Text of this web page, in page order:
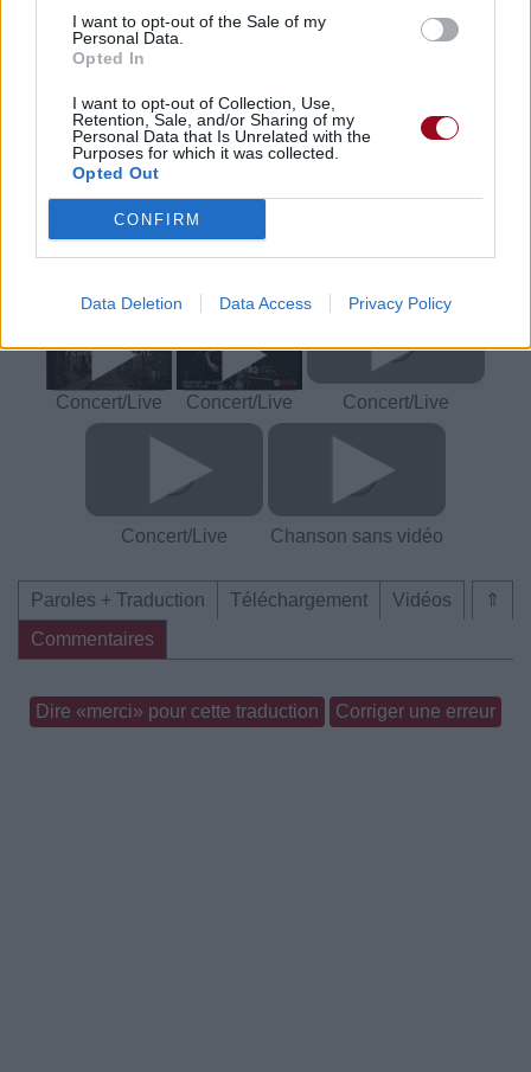
I want to opt-out of the Sale of my
Personal Data.
Opted In
I want to opt-out of Collection, Use,
Retention, Sale, and/or Sharing of my
Personal Data that Is Unrelated with the
Purposes for which it was collected.
Opted Out
CONFIRM
Data Deletion Data Access Privacy Policy
Trouver un instrument de musique ou une partition au
meilleur prix sur
Paroles + Traduction Téléchargement
Vidéos
Commentaires
Voir la vidéo de «People Live
Here»
Concert/Live Concert/Live Concert/Live
Concert/Live Chanson sans vidéo
⇑
Paroles + Traduction Téléchargement
Vidéos
Commentaires
Dire «merci» pour cette traduction Corriger une erreur